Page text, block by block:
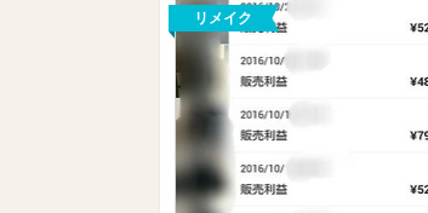
リメイク